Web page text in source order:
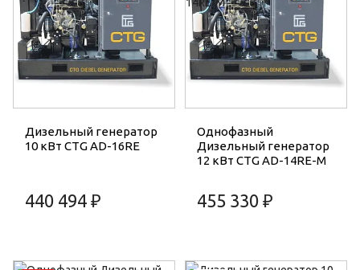
Дизельный генератор
10 кВт CTG AD-16RE
440 494 ₽
Однофазный
Дизельный генератор
12 кВт CTG AD-14RE-M
455 330 ₽